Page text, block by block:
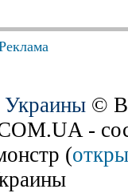
Украины ©
-
(